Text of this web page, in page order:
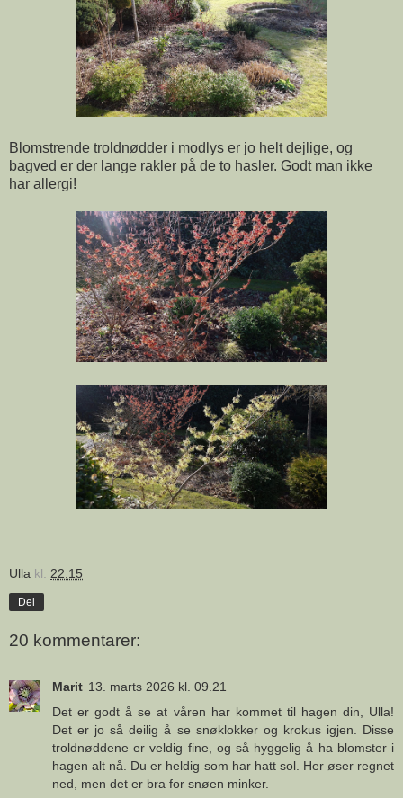
Blomstrende troldnødder i modlys er jo helt dejlige, og
bagved er der lange rakler på de to hasler. Godt man ikke
har allergi!
Ulla kl. 22.15
Del
20 kommentarer:
Marit 13. marts 2026 kl. 09.21
Det er godt å se at våren har kommet til hagen din, Ulla!
Det er jo så deilig å se snøklokker og krokus igjen. Disse
troldnøddene er veldig fine, og så hyggelig å ha blomster i
hagen alt nå. Du er heldig som har hatt sol. Her øser regnet
ned, men det er bra for snøen minker.